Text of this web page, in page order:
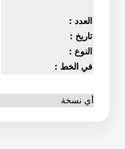
العدد :
تاريخ :
النوع :
في الخط :
أي نسخة